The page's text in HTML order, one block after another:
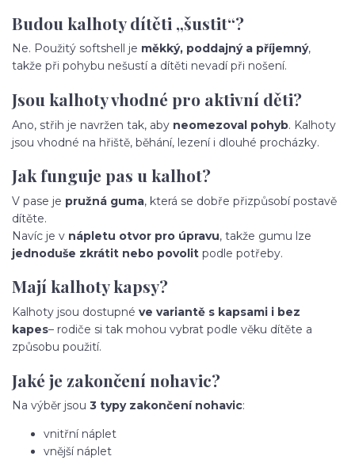
Budou kalhoty dítěti „šustit“?
Ne. Použitý softshell je měkký, poddajný a příjemný,
takže při pohybu nešustí a dítěti nevadí při nošení.
Jsou kalhoty vhodné pro aktivní děti?
Ano, střih je navržen tak, aby neomezoval pohyb. Kalhoty
jsou vhodné na hřiště, běhání, lezení i dlouhé procházky.
Jak funguje pas u kalhot?
V pase je pružná guma, která se dobře přizpůsobí postavě
dítěte.
Navíc je v nápletu otvor pro úpravu, takže gumu lze
jednoduše zkrátit nebo povolit podle potřeby.
Mají kalhoty kapsy?
Kalhoty jsou dostupné ve variantě s kapsami i bez
kapes– rodiče si tak mohou vybrat podle věku dítěte a
způsobu použití.
Jaké je zakončení nohavic?
Na výběr jsou 3 typy zakončení nohavic:
vnitřní náplet
vnější náplet